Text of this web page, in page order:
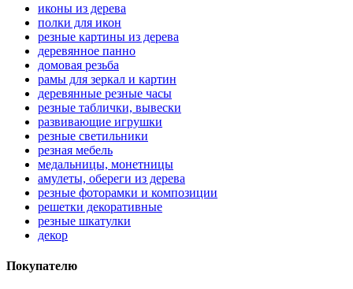
иконы из дерева
полки для икон
резные картины из дерева
деревянное панно
домовая резьба
рамы для зеркал и картин
деревянные резные часы
резные таблички, вывески
развивающие игрушки
резные светильники
резная мебель
медальницы, монетницы
амулеты, обереги из дерева
резные фоторамки и композиции
решетки декоративные
резные шкатулки
декор
Покупателю